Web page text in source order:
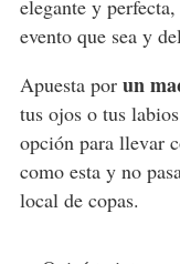
elegante y
evento que sea y
Apuesta por un
tus ojos o tus
opción para llevar
como esta y no
local de copas.